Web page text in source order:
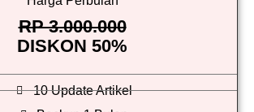
RP 3.000.000
DISKON 50%
10 Update Artikel